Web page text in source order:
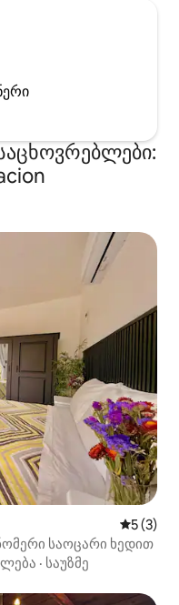
5 (3)
საოცარი ხედით
· საუზმე